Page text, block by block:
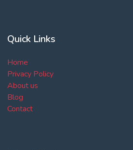
Quick Links
Home
Privacy Policy
About us
Blog
Contact